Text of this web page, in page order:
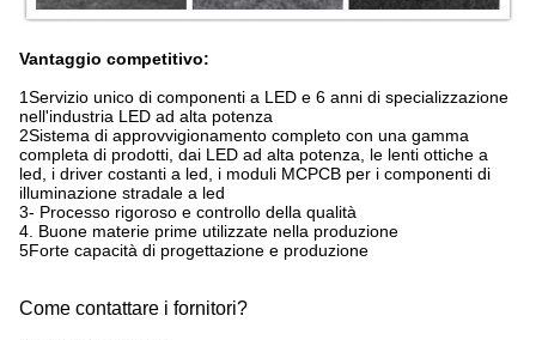
Vantaggio competitivo:
1Servizio unico di componenti a LED e 6 anni di specializzazione
nell'industria LED ad alta potenza
2Sistema di approvvigionamento completo con una gamma
completa di prodotti, dai LED ad alta potenza, le lenti ottiche a
led, i driver costanti a led, i moduli MCPCB per i componenti di
illuminazione stradale a led
3- Processo rigoroso e controllo della qualità
4. Buone materie prime utilizzate nella produzione
5Forte capacità di progettazione e produzione
Come contattare i fornitori?